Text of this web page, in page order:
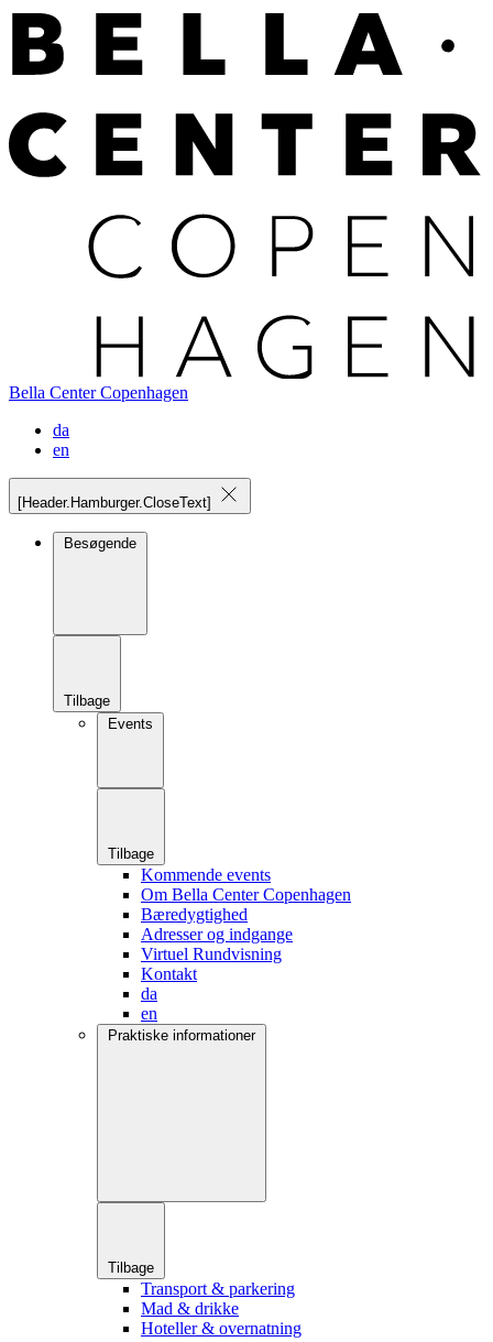
Bella Center Copenhagen
da
en
[Header.Hamburger.CloseText]
Besøgende
Tilbage
Events
Tilbage
Kommende events
Om Bella Center Copenhagen
Bæredygtighed
Adresser og indgange
Virtuel Rundvisning
Kontakt
da
en
Praktiske informationer
Tilbage
Transport & parkering
Mad & drikke
Hoteller & overnatning